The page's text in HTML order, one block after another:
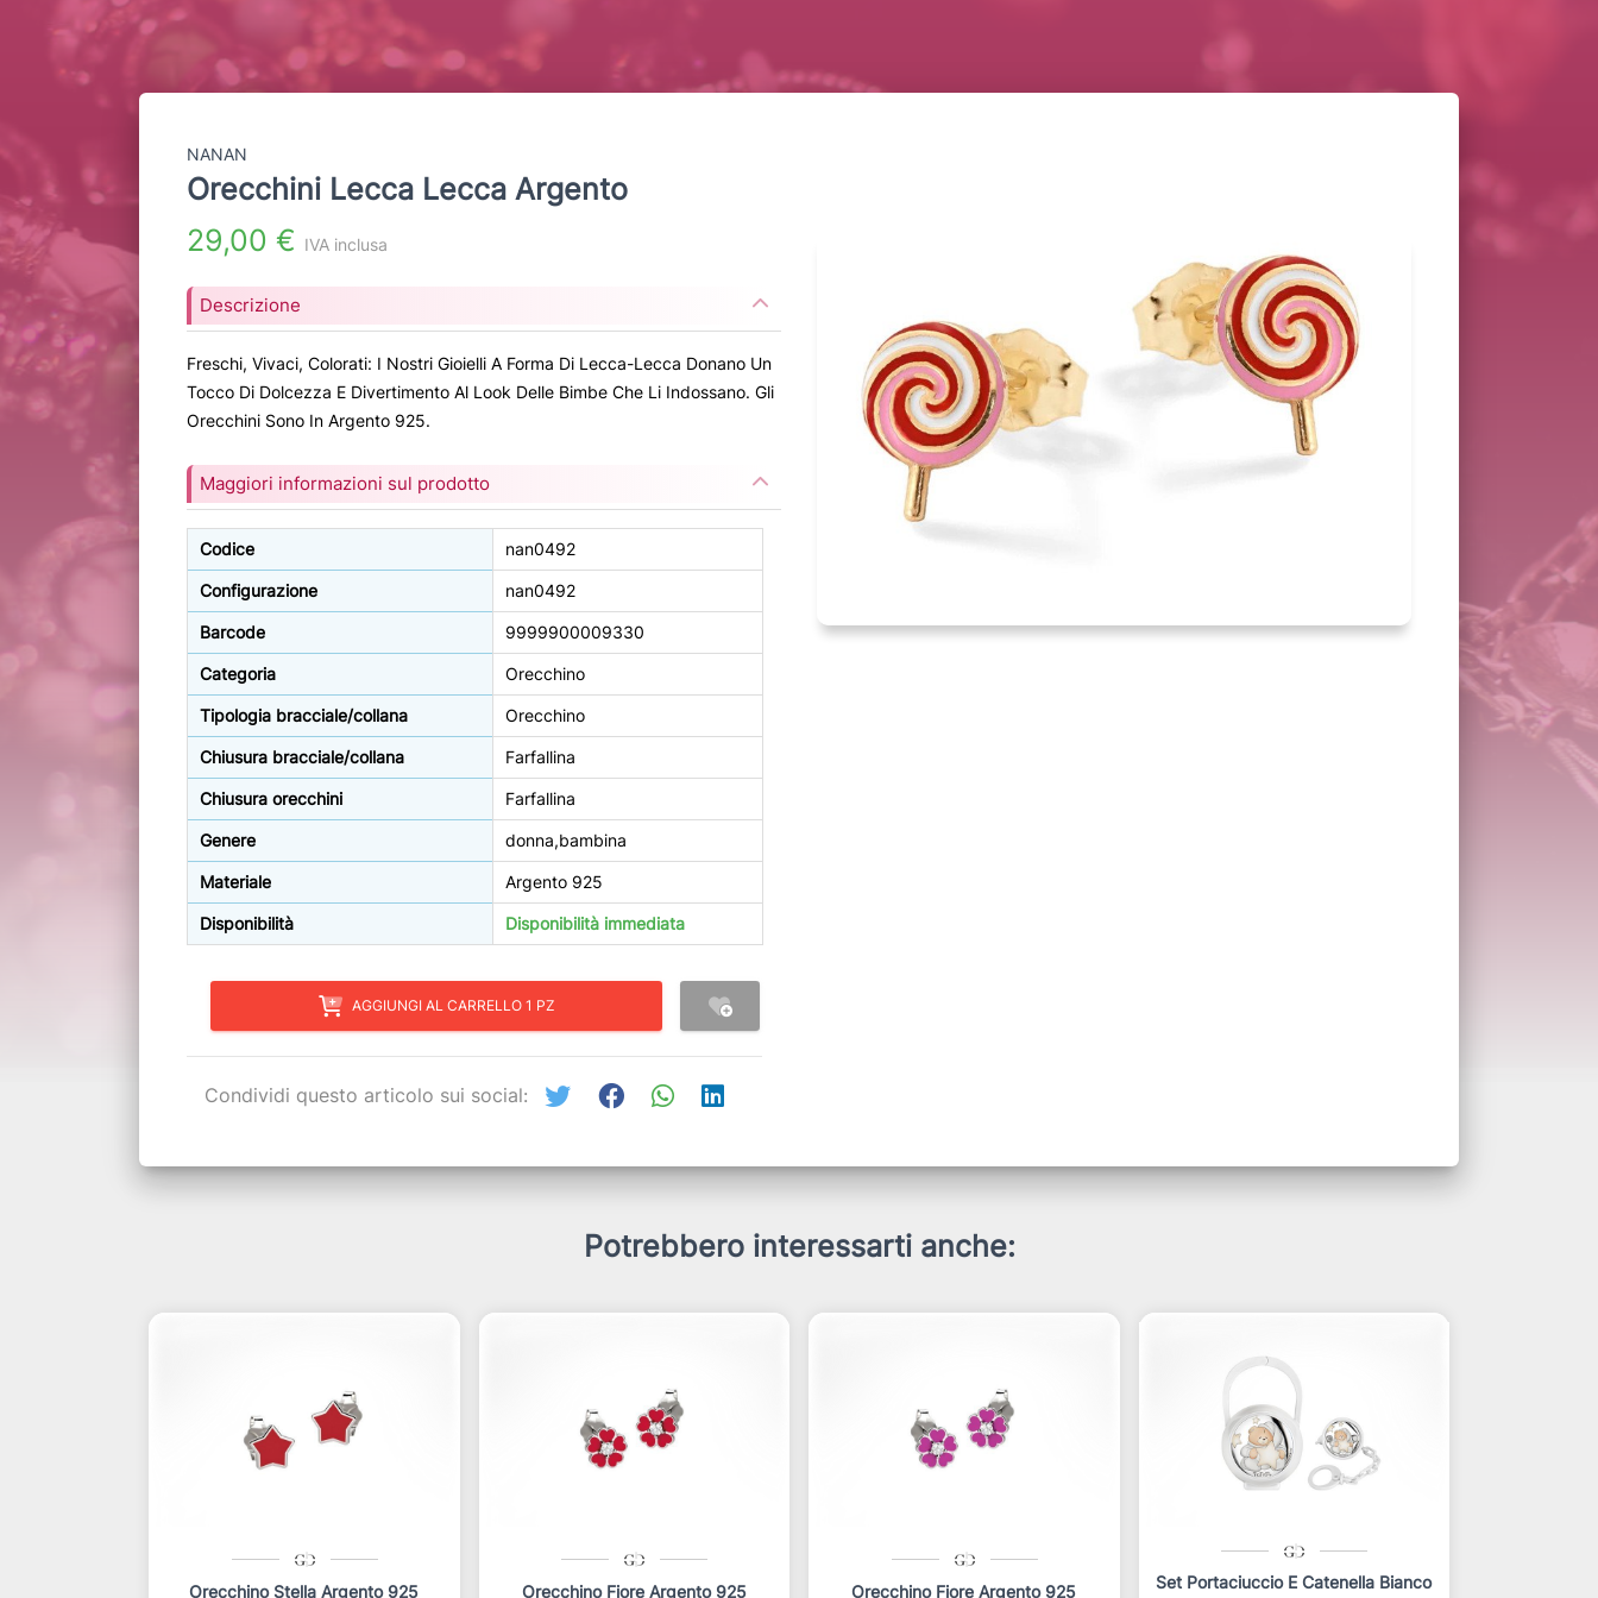
NANAN
Orecchini Lecca Lecca Argento
29,00 € IVA inclusa
Descrizione
Freschi, Vivaci, Colorati: I Nostri Gioielli A Forma Di Lecca-Lecca Donano Un
Tocco Di Dolcezza E Divertimento Al Look Delle Bimbe Che Li Indossano. Gli
Orecchini Sono In Argento 925.
Maggiori informazioni sul prodotto
Codice nan0492
Configurazione nan0492
Barcode 9999900009330
Categoria Orecchino
Tipologia bracciale/collana Orecchino
Chiusura bracciale/collana Farfallina
Chiusura orecchini Farfallina
Genere donna,bambina
Materiale Argento 925
Disponibilità Disponibilità immediata
AGGIUNGI AL CARRELLO 1 PZ
Condividi questo articolo sui social:
Potrebbero interessarti anche:
Orecchino Stella Argento 925 Orecchino Fiore Argento 925 Orecchino Fiore Argento 925 Set Portaciuccio E Catenella Bianco